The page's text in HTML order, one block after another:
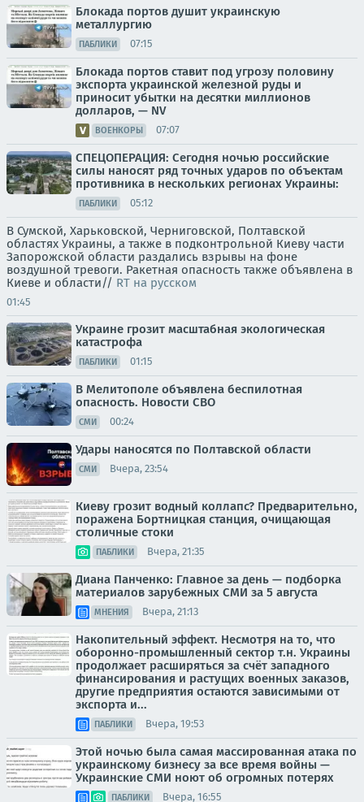
Блокада портов душит украинскую
металлургию
ПАБЛИКИ 07:15
Блокада портов ставит под угрозу половину
экспорта украинской железной руды и
приносит убытки на десятки миллионов
долларов, — NV
ВОЕНКОРЫ 07:07
СПЕЦОПЕРАЦИЯ: Сегодня ночью российские
силы наносят ряд точных ударов по объектам
противника в нескольких регионах Украины:
ПАБЛИКИ 05:12
В Сумской, Харьковской, Черниговской, Полтавской
областях Украины, а также в подконтрольной Киеву части
Запорожской области раздались взрывы на фоне
воздушной тревоги. Ракетная опасность также объявлена в
Киеве и области// RT на русском
01:45
Украине грозит масштабная экологическая
катастрофа
ПАБЛИКИ 01:15
В Мелитополе объявлена беспилотная
опасность. Новости СВО
СМИ 00:24
Удары наносятся по Полтавской области
СМИ Вчера, 23:54
Киеву грозит водный коллапс? Предварительно,
поражена Бортницкая станция, очищающая
столичные стоки
ПАБЛИКИ Вчера, 21:35
Диана Панченко: Главное за день — подборка
материалов зарубежных СМИ за 5 августа
МНЕНИЯ Вчера, 21:13
Накопительный эффект. Несмотря на то, что
оборонно-промышленный сектор т.н. Украины
продолжает расширяться за счёт западного
финансирования и растущих военных заказов,
другие предприятия остаются зависимыми от
экспорта и...
ПАБЛИКИ Вчера, 19:53
Этой ночью была самая массированная атака по
украинскому бизнесу за все время войны —
Украинские СМИ ноют об огромных потерях
ПАБЛИКИ Вчера, 16:55